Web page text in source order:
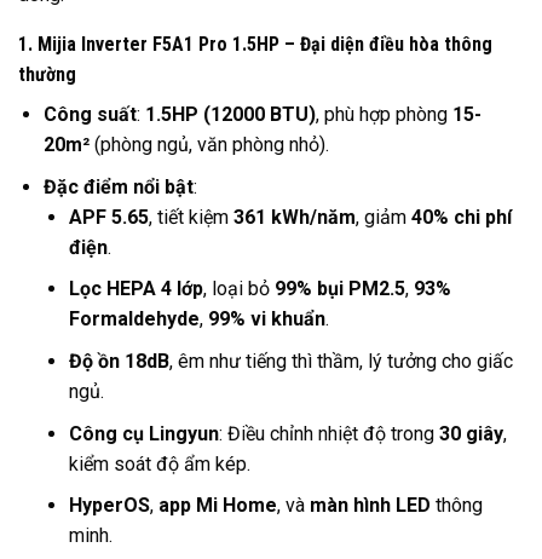
1. Mijia Inverter F5A1 Pro 1.5HP – Đại diện điều hòa thông
thường
Công suất: 1.5HP (12000 BTU), phù hợp phòng 15-
20m²(phòng ngủ, văn phòng nhỏ).
Đặc điểm nổi bật:
APF 5.65, tiết kiệm 361 kWh/năm, giảm 40% chi phí
điện.
Lọc HEPA 4 lớp, loại bỏ 99% bụi PM2.5, 93%
Formaldehyde, 99% vi khuẩn.
Độ ồn 18dB, êm như tiếng thì thầm, lý tưởng cho giấc
ngủ.
Công cụ Lingyun: Điều chỉnh nhiệt độ trong 30 giây,
kiểm soát độ ẩm kép.
HyperOS, app Mi Home, và màn hình LED thông
minh.